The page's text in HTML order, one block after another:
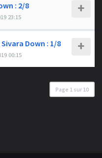
: 2/8
23:15
Down : 1/8
00:15
Page 1 sur 10